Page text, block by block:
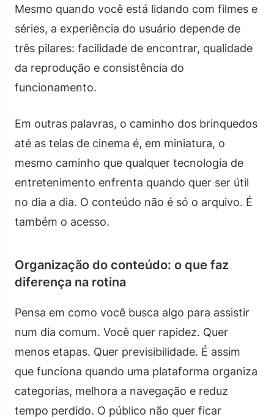
Mesmo quando você está lidando com filmes e
séries, a experiência do usuário depende de
três pilares: facilidade de encontrar, qualidade
da reprodução e consistência do
funcionamento.
Em outras palavras, o caminho dos brinquedos
até as telas de cinema é, em miniatura, o
mesmo caminho que qualquer tecnologia de
entretenimento enfrenta quando quer ser útil
no dia a dia. O conteúdo não é só o arquivo. É
também o acesso.
Organização do conteúdo: o que faz
diferença na rotina
Pensa em como você busca algo para assistir
num dia comum. Você quer rapidez. Quer
menos etapas. Quer previsibilidade. É assim
que funciona quando uma plataforma organiza
categorias, melhora a navegação e reduz
tempo perdido. O público não quer ficar